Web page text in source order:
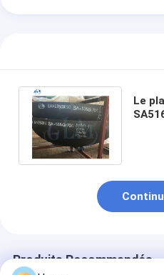
Le
Produits Recommandés